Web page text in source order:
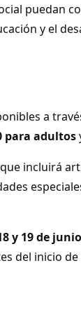
puedan
y el
a
para adultos
incluirá
y 19 de junio
del inicio